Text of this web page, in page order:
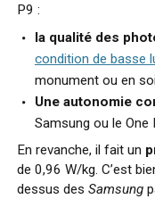
P9 :
la qualité des
condition de basse
monument ou en
Une autonomie
Samsung ou le
En revanche, il fait un
de 0,96 W/kg. C’est
dessus des Samsung